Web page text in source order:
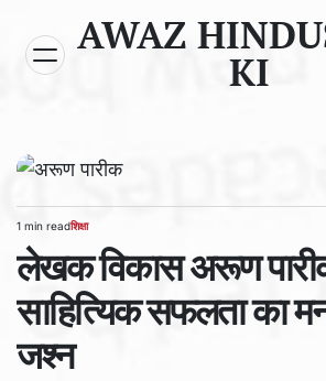
content
AWAZ
KI
Estimated
read
time
1 min readPOSTED
शिक्षा
लेखक विकास अरूण
साहित्यिक सफलता का
जश्न